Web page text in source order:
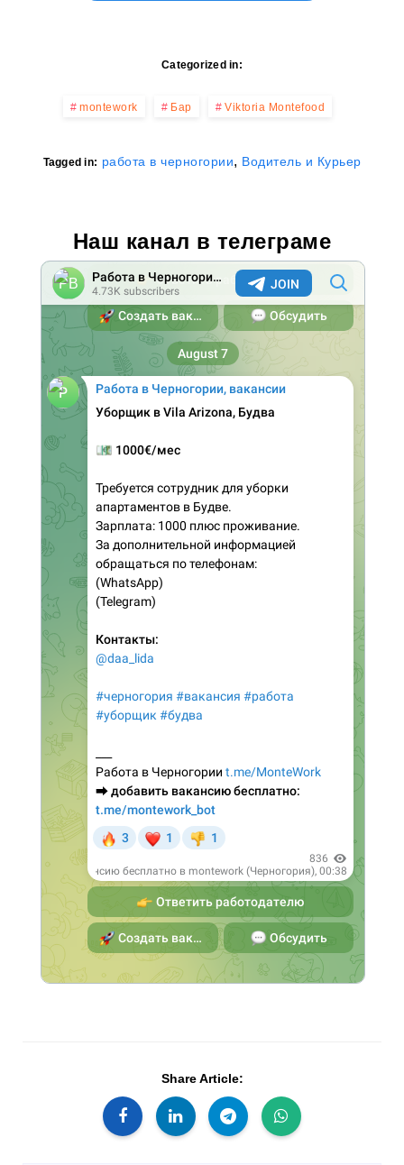
Categorized in:
montework Бар Viktoria Montefood
Tagged in: работа в черногории, Водитель и Курьер
Наш канал в телеграме
Share Article: